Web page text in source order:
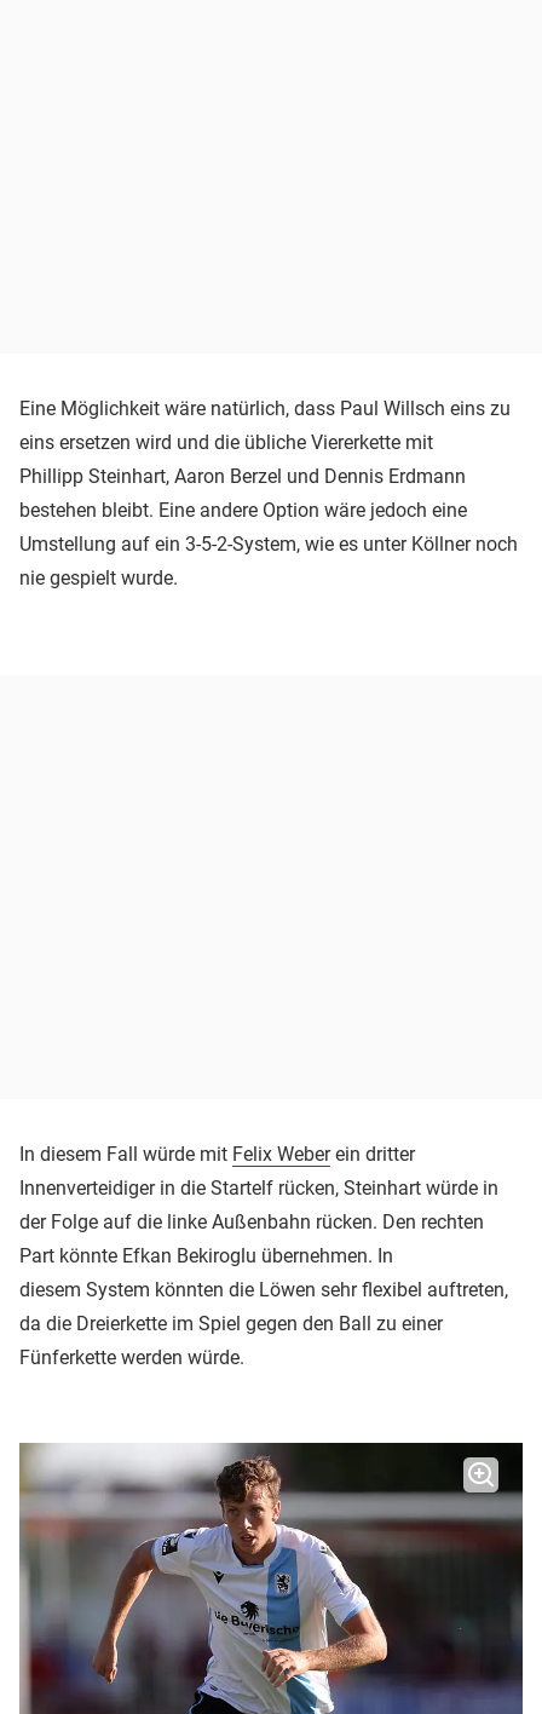
Eine Möglichkeit wäre natürlich, dass Paul Willsch eins zu
eins ersetzen wird und die übliche Viererkette mit
Phillipp Steinhart, Aaron Berzel und Dennis Erdmann
bestehen bleibt. Eine andere Option wäre jedoch eine
Umstellung auf ein 3-5-2-System, wie es unter Köllner noch
nie gespielt wurde.
In diesem Fall würde mit Felix Weberein dritter
Innenverteidiger in die Startelf rücken, Steinhart würde in
der Folge auf die linke Außenbahn rücken. Den rechten
Part könnte Efkan Bekiroglu übernehmen. In
diesem System könnten die Löwen sehr flexibel auftreten,
da die Dreierkette im Spiel gegen den Ball zu einer
Fünferkette werden würde.